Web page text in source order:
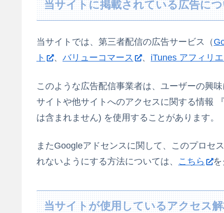
当サイトに掲載されている広告に
当サイトでは、第三者配信の広告サービス（
ト
、 バリューコマース 、 iTunes アフィリ
このような広告配信事業者は、ユーザーの興
サイトや他サイトへのアクセスに関する情報
は含まれません) を使用することがあります。
またGoogleアドセンスに関して、このプロセ
れないようにする方法については、 こちら を
当サイトが使用しているアクセス